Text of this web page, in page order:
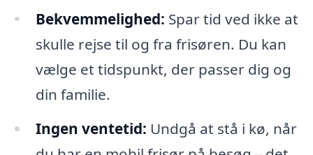
Bekvemmelighed: Spar tid ved ikke at
skulle rejse til og fra frisøren. Du kan
vælge et tidspunkt, der passer dig og
din familie.
Ingen ventetid: Undgå at stå i kø, når